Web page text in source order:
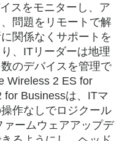
スをモニターし、ア
問題をリモートで解
関係なくサポートを
、ITリーダーは地理
のデバイスを管理で
Wireless 2 ES for
for Businessは、ITマ
作なしでロジクール
ームウェアアップデ